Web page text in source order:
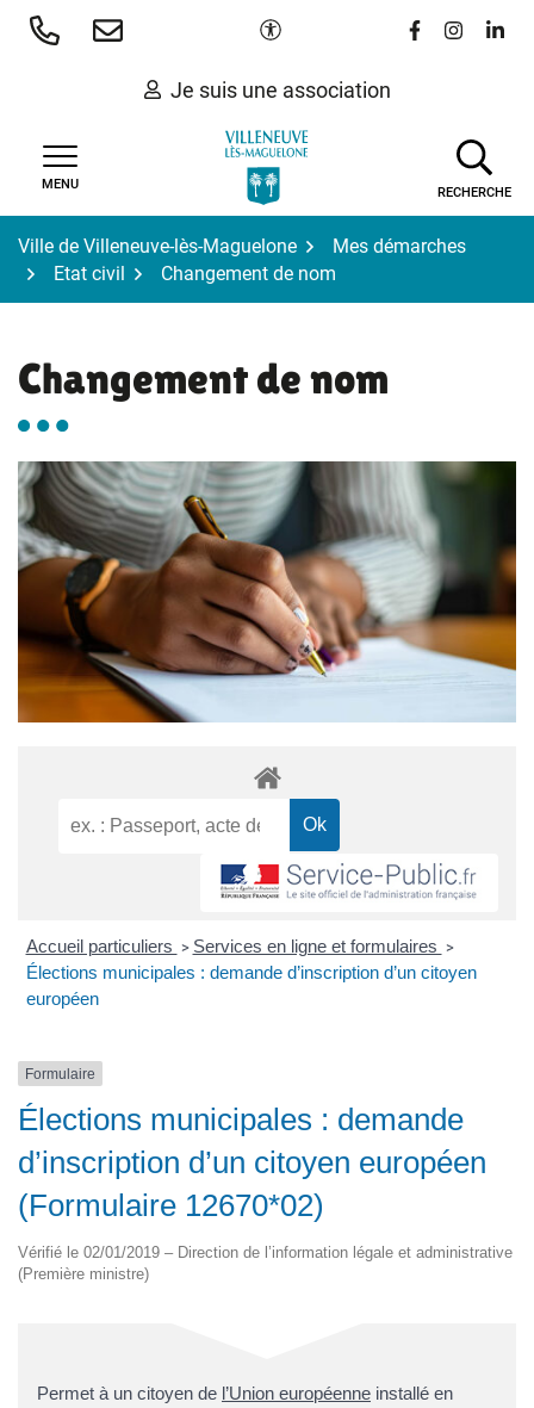
Aller
Paramètres d'accessibilité
Lien vers le
Lien vers
Lien
Je suis une association
MENU
RECHERCHE
Ville de Villeneuve-lès-Maguelone
Mes démarches
Etat civil
Changement de nom
Changement de nom
Accueil particuliers > Services en ligne et formulaires >
Élections municipales : demande d’inscription d’un citoyen
européen
Formulaire
Élections municipales : demande
d’inscription d’un citoyen européen
(Formulaire 12670*02)
Vérifié le 02/01/2019 – Direction de l’information légale et administrative
(Première ministre)
Permet à un citoyen de l’Union européenne installé en